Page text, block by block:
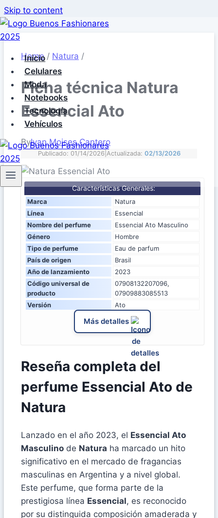
Skip to content
Inicio
Celulares
Moda
Notebooks
Tecnología
Vehículos
Home / Natura /
Ficha técnica Natura
Essencial Ato
ByIvan Moises Cantero
Publicado: 01/14/2026 Actualizada: 02/13/2026
Características Generales:
Marca
Natura
Línea
Essencial
Nombre del perfume
Essencial Ato Masculino
Género
Hombre
Tipo de perfume
Eau de parfum
País de origen
Brasil
Año de lanzamiento
2023
Código universal de
producto
07908132207096,
07909883085513
Versión
Ato
Más detalles
Reseña completa del
perfume Essencial Ato de
Natura
Lanzado en el año 2023, el Essencial Ato
Masculino de Natura ha marcado un hito
significativo en el mercado de fragancias
masculinas en Argentina y a nivel global.
Este perfume, que forma parte de la
prestigiosa línea Essencial, es reconocido
por su distinguida composición amaderada y